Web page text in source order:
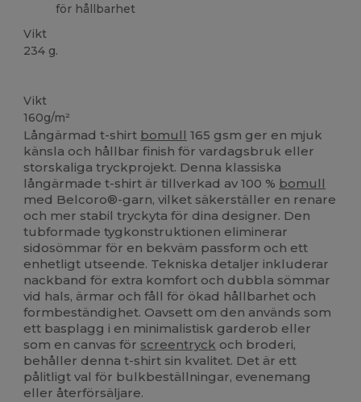
för hållbarhet
Vikt
234 g.
Vikt
160g/m²
Långärmad t-shirt bomull 165 gsm ger en mjuk
känsla och hållbar finish för vardagsbruk eller
storskaliga tryckprojekt. Denna klassiska
långärmade t-shirt är tillverkad av 100 % bomull
med Belcoro®-garn, vilket säkerställer en renare
och mer stabil tryckyta för dina designer. Den
tubformade tygkonstruktionen eliminerar
sidosömmar för en bekväm passform och ett
enhetligt utseende. Tekniska detaljer inkluderar
nackband för extra komfort och dubbla sömmar
vid hals, ärmar och fåll för ökad hållbarhet och
formbeständighet. Oavsett om den används som
ett basplagg i en minimalistisk garderob eller
som en canvas för screentryck och broderi,
behåller denna t-shirt sin kvalitet. Det är ett
pålitligt val för bulkbeställningar, evenemang
eller återförsäljare.